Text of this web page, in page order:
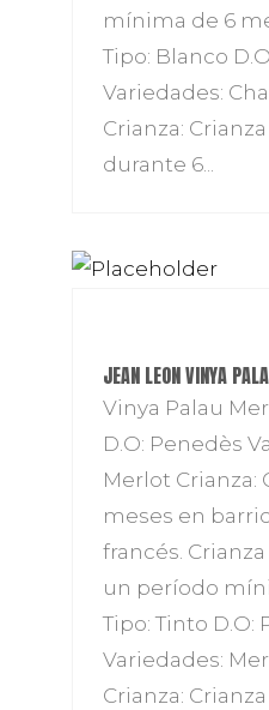
mínima de 6
Tipo: Blanco
Variedades:
Crianza:
durante 6...
JEAN LEON VINYA
Vinya Palau
D.O: Penedès
Merlot Crianza:
meses en
francés.
un período
Tipo: Tinto D.O:
Variedades:
Crianza: